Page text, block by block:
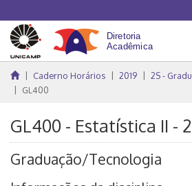
Caderno Horários 2019 2S -
GL400
GL400 - Estatística II -
Graduação/Tecnologia